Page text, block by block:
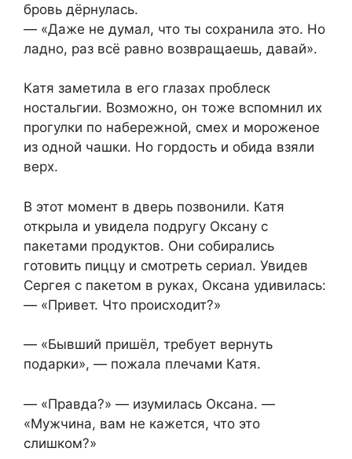
бровь дёрнулась.
— «Даже не думал, что ты сохранила это. Но
ладно, раз всё равно возвращаешь, давай».
Катя заметила в его глазах проблеск
ностальгии. Возможно, он тоже вспомнил их
прогулки по набережной, смех и мороженое
из одной чашки. Но гордость и обида взяли
верх.
В этот момент в дверь позвонили. Катя
открыла и увидела подругу Оксану с
пакетами продуктов. Они собирались
готовить пиццу и смотреть сериал. Увидев
Сергея с пакетом в руках, Оксана удивилась:
— «Привет. Что происходит?»
— «Бывший пришёл, требует вернуть
подарки», — пожала плечами Катя.
— «Правда?» — изумилась Оксана. —
«Мужчина, вам не кажется, что это
слишком?»